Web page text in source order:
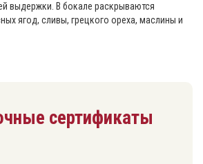
выдержки. В бокале раскрываются
ягод, сливы, грецкого ореха, маслины и
сертификаты